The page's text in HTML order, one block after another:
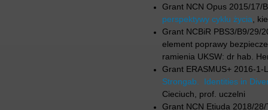
Grant NCN Opus 2015/17/
perspektywy cyklu życia,
Grant NCBiR PBS3/B9/29/
element poprawy
ramienia UKSW: dr hab.
Grant ERASMUS+ 2016-
Strongab. Identities in
Cieciuch, prof. uczelni
Grant NCN Etiuda 2018/